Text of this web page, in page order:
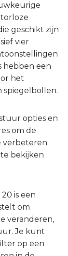
geschikt zijn
vier
hebben een
het
spiegelbollen.
opties en
om de
bekijken
is een
om
veranderen,
Je kunt
op een